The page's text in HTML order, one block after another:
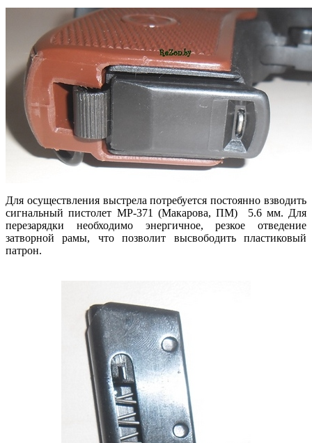
Для осуществления выстрела потребуется постоянно взводить
сигнальный пистолет МР-371 (Макарова, ПМ) 5.6 мм. Для
перезарядки необходимо энергичное, резкое отведение
затворной рамы, что позволит высвободить пластиковый
патрон.